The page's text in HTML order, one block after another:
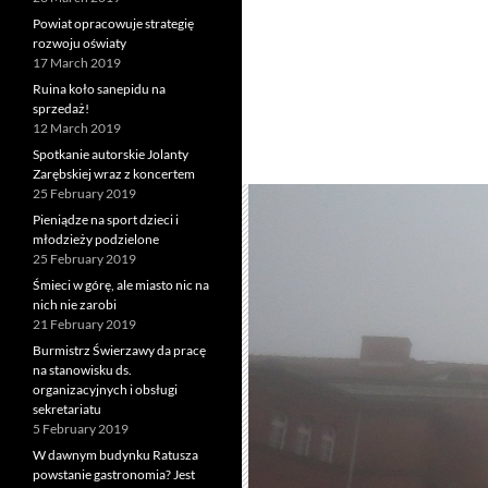
Powiat opracowuje strategię
rozwoju oświaty
17 March 2019
Ruina koło sanepidu na
sprzedaż!
12 March 2019
Spotkanie autorskie Jolanty
Zarębskiej wraz z koncertem
25 February 2019
Pieniądze na sport dzieci i
młodzieży podzielone
25 February 2019
Śmieci w górę, ale miasto nic na
nich nie zarobi
21 February 2019
Burmistrz Świerzawy da pracę
na stanowisku ds.
organizacyjnych i obsługi
sekretariatu
5 February 2019
W dawnym budynku Ratusza
powstanie gastronomia? Jest